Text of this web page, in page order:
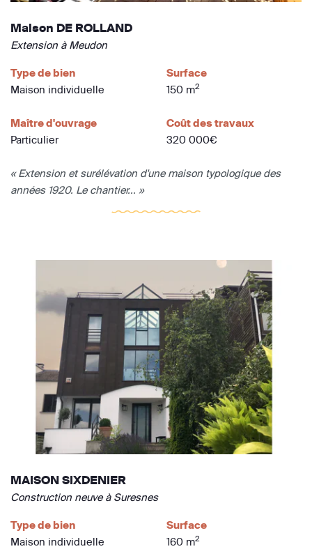
Maison DE ROLLAND
Extension à Meudon
Type de bien
Maison individuelle
Surface
150 m2
Maître d'ouvrage
Particulier
Coût des travaux
320 000€
« Extension et surélévation d'une maison typologique des
années 1920. Le chantier... »
MAISON SIXDENIER
Construction neuve à Suresnes
Type de bien
Maison individuelle
Surface
160 m2